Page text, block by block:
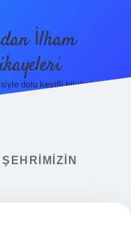
İlham
dolu keyifli bilgiler!